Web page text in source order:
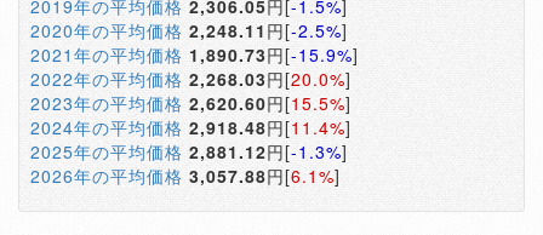
2019年の平均価格 2,306.05円[-1.5%]
2020年の平均価格 2,248.11 円[-2.5%]
2021年の平均価格 1,890.73円[-15.9%]
2022年の平均価格 2,268.03円[20.0%]
2023年の平均価格 2,620.60円[15.5%]
2024年の平均価格 2,918.48円[11.4%]
2025年の平均価格 2,881.12円[-1.3%]
2026年の平均価格 3,057.88円[6.1%]